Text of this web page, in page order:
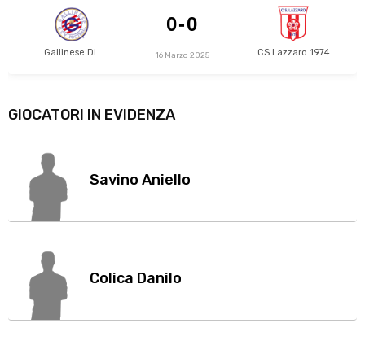
Gallinese DL
0-0
CS Lazzaro 1974
16 Marzo 2025
GIOCATORI IN EVIDENZA
Savino Aniello
Colica Danilo